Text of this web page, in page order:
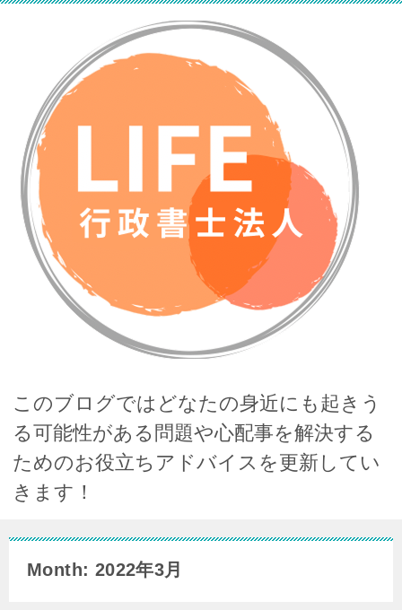
このブログではどなたの身近にも起きう
る可能性がある問題や心配事を解決する
ためのお役立ちアドバイスを更新してい
きます！
Month: 2022年3月